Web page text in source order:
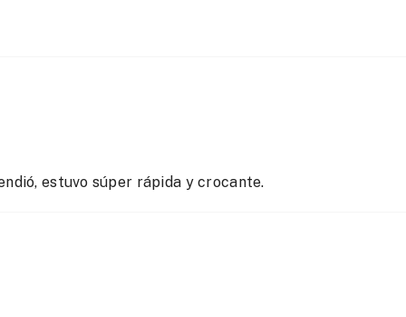
estuvo súper rápida y crocante.